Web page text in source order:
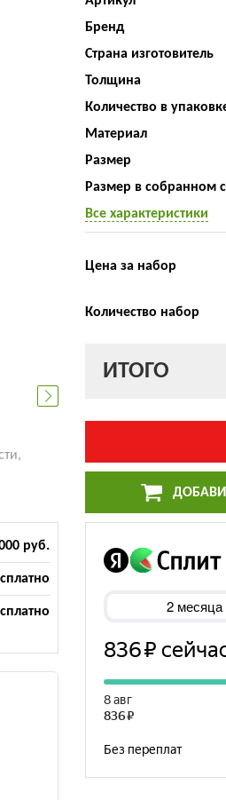
руб.
Бренд
Страна изготовитель
Толщина
Количество в
Материал
Размер
Размер в собранном
Все характеристики
Цена за набор
Количество набор
ИТОГО